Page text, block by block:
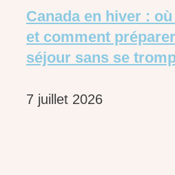
Canada en hiver :
et comment
séjour sans se
7 juillet 2026